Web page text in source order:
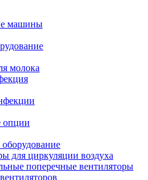
машины
молока
опции
для циркуляции воздуха
поперечные вентиляторы